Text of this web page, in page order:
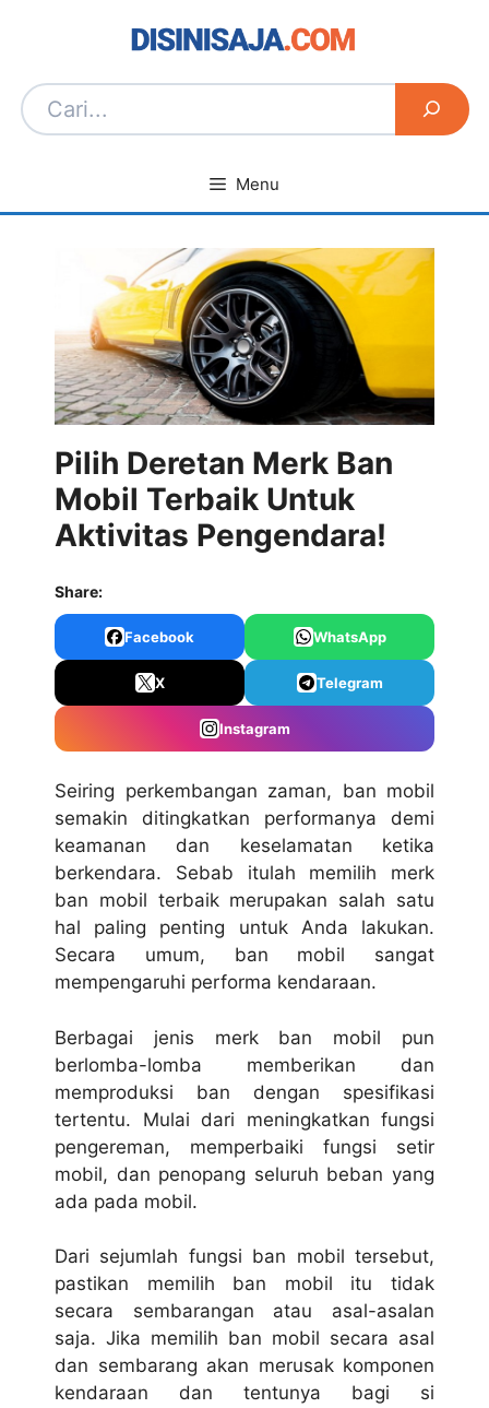
Menu
Pilih Deretan Merk Ban
Mobil Terbaik Untuk
Aktivitas Pengendara!
Share:
Facebook WhatsApp
X Telegram
Instagram
Seiring perkembangan zaman, ban mobil
semakin ditingkatkan performanya demi
keamanan dan keselamatan ketika
berkendara. Sebab itulah memilih merk
ban mobil terbaik merupakan salah satu
hal paling penting untuk Anda lakukan.
Secara umum, ban mobil sangat
mempengaruhi performa kendaraan.
Berbagai jenis merk ban mobil pun
berlomba-lomba memberikan dan
memproduksi ban dengan spesifikasi
tertentu. Mulai dari meningkatkan fungsi
pengereman, memperbaiki fungsi setir
mobil, dan penopang seluruh beban yang
ada pada mobil.
Dari sejumlah fungsi ban mobil tersebut,
pastikan memilih ban mobil itu tidak
secara sembarangan atau asal-asalan
saja. Jika memilih ban mobil secara asal
dan sembarang akan merusak komponen
kendaraan dan tentunya bagi si